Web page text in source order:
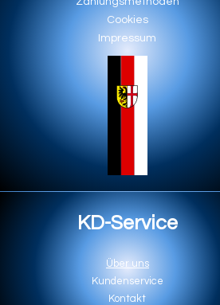
Cookies
Impressum
KD-Service
Über uns
Kundenservice
Kontakt